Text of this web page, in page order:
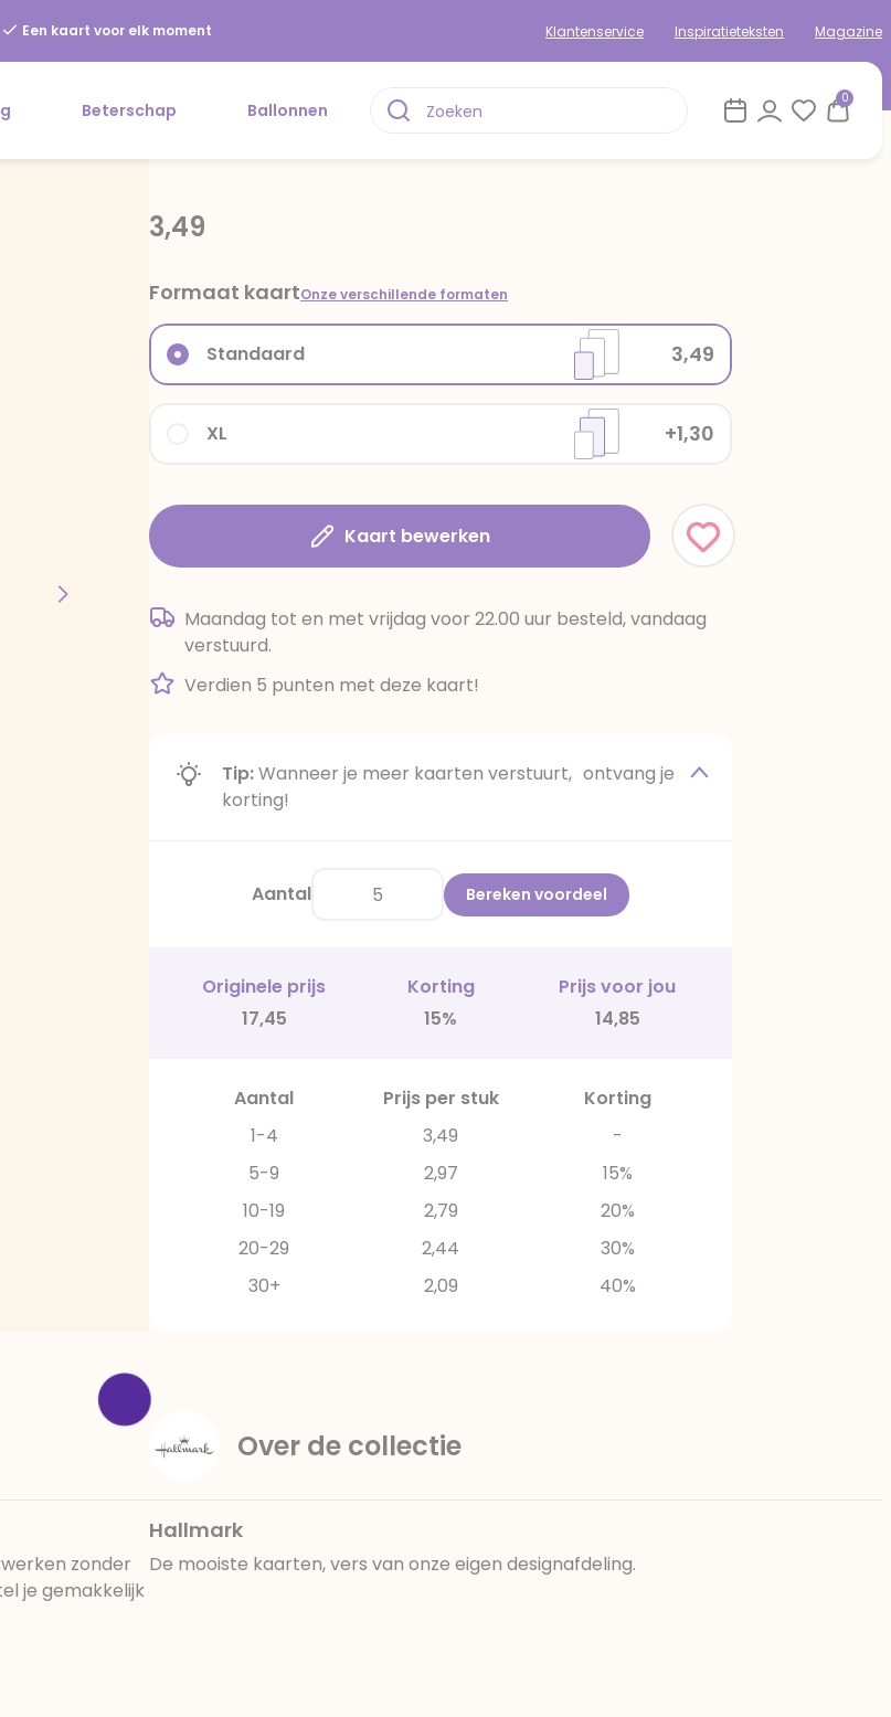
Een kaart voor elk moment Klantenservice Inspiratieteksten Magazine
Beterschap Ballonnen
0
3,49
Formaat kaartOnze verschillende formaten
XL +1,30
Standaard 3,49
Kaart bewerken
Maandag tot en met vrijdag voor 22.00 uur besteld, vandaag
verstuurd.
Verdien 5 punten met deze kaart!
Tip:Wanneer je meer kaarten verstuurt, ontvang je
korting!
Aantal Bereken voordeel
Originele prijs Korting
Prijs voor jou
17,45
15% 14,85
Aantal Prijs per stuk
Korting
1-4
3,49
-
5-9
2,97
15%
10-19
2,79
20%
20-29
2,44
30%
30+
2,09 40%
zonder
je gemakkelijk
Over de collectie
Hallmark
De mooiste kaarten, vers van onze eigen designafdeling.